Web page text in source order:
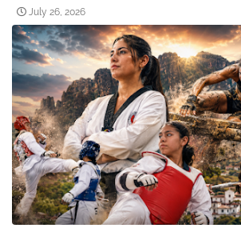
July 26, 2026